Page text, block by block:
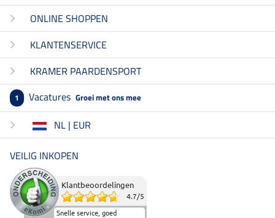
ONLINE SHOPPEN
KLANTENSERVICE
KRAMER PAARDENSPORT
1 Vacatures Groei met ons mee
NL | EUR
VEILIG INKOPEN
Klantbeoordelingen
4.7/5
Snelle service, goed